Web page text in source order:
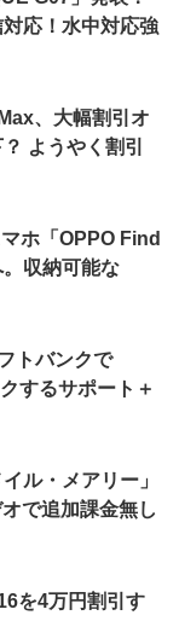
応！水中対応強
、大幅割引オ
ようやく割引
ホ「OPPO Find
収納可能な
トバンクで
するサポート＋
ル・メアリー」
で追加課金無し
を4万円割引す